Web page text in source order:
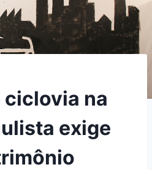
ciclovia na
exige